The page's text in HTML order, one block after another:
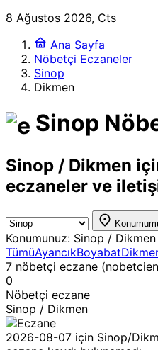
8 Ağustos 2026, Cts
Ana Sayfa
Nöbetçi Eczaneler
Sinop
Dikmen
Sinop
Sinop / Dikmen
eczaneler ve
Konumunuz: Sinop / Dikmen
TümüAyancıkBoyabat
7 nöbetçi eczane
0
Nöbetçi eczane
Sinop / Dikmen
2026-08-07 için Sinop/